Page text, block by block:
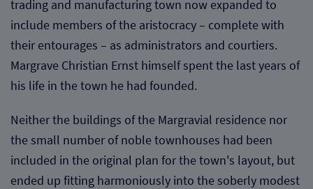
Diese Website nutzt Matomo Analytics für die Auswertung der
ausschließlich auf unseren eigenen Servern gespeichert. Eine
Übertragung an Dritte erfolgt nicht. Wir verwenden die Funktion
AnonymizeIP zur Anonymisierung Ihrer IP-Adresse, so dass diese gekürzt
wird und nicht mehr Ihrem Besuch auf unserer Internetseite zugeordnet
werden kann.
Videos werden über die Plattformen YouTube oder Vimeo eingebunden.
Wir nutzen YouTube im erweiterten Datenschutzmodus. Dieser Modus
Besucher auf dieser Website speichert, bevor diese sich das Video
ansehen.
trading and manufacturing town now expanded to
include members of the aristocracy – complete with
their entourages – as administrators and courtiers.
Margrave Christian Ernst himself spent the last years of
his life in the town he had founded.
Neither the buildings of the Margravial residence nor
the small number of noble townhouses had been
included in the original plan for the town's layout, but
ended up fitting harmoniously into the soberly modest